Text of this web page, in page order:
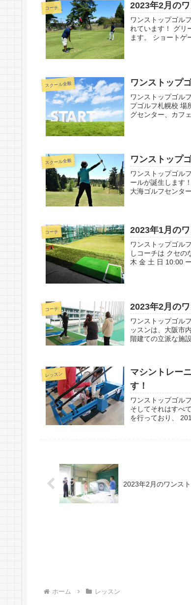
コーチ 2023年2月の
ワンストップゴル
れています！ グリ
ます。 ショートゲ
スクール全般 ワンストップ
ワンストップゴル
プゴルフ札幌校 場
グセンター、カフ
スクール全般 ワンストップ
ワンストップゴル
ールが誕生します
大海ゴルフセンタ
コーチ 2023年1月の
ワンストップゴル
しコーチは クセの
木 金 土 日 10:00
コーチ 2023年2月の
ワンストップゴル
ッスンは、大阪市
階建ての立派な施
レッスン
マシントレー
す！
ワンストップゴル
そしてそれはすべ
を行っており、
2023年2月のワンス
ホーム レッスン